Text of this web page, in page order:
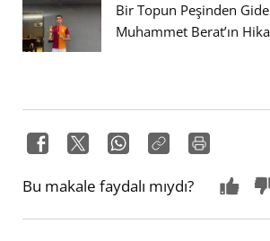
Bir Topun Peşinden
Muhammet Berat’ın
Bu makale faydalı mıydı?